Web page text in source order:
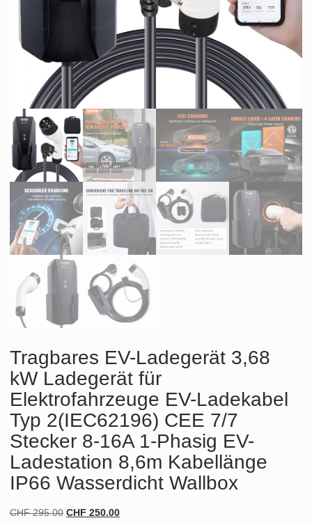
Tragbares EV-Ladegerät 3,68
kW Ladegerät für
Elektrofahrzeuge EV-Ladekabel
Typ 2(IEC62196) CEE 7/7
Stecker 8-16A 1-Phasig EV-
Ladestation 8,6m Kabellänge
IP66 Wasserdicht Wallbox
CHF295.00 Ursprünglicher
CHF 250.00Aktueller